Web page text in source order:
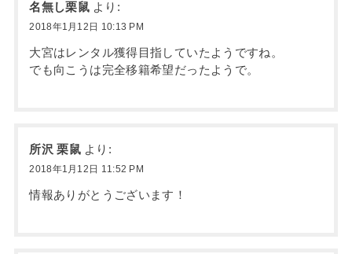
名無し栗鼠 より:
2018年1月12日 10:13 PM
大宮はレンタル獲得目指していたようですね。
でも向こうは完全移籍希望だったようで。
所沢 栗鼠 より:
2018年1月12日 11:52 PM
情報ありがとうございます！